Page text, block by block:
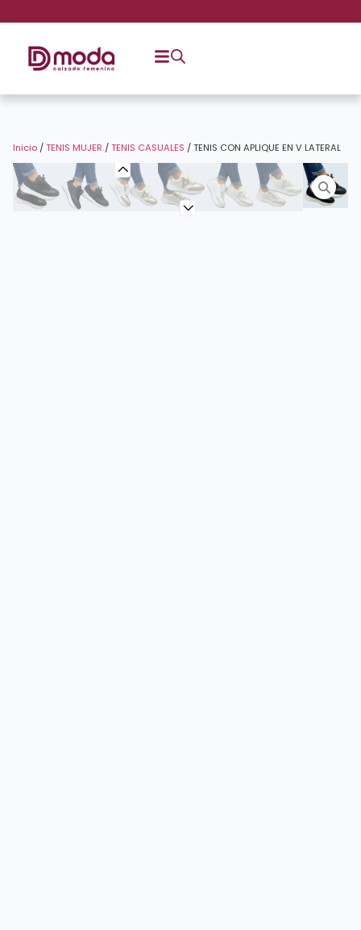
Inicio /TENIS MUJER /TENIS CASUALES / TENIS CON APLIQUE EN V LATERAL